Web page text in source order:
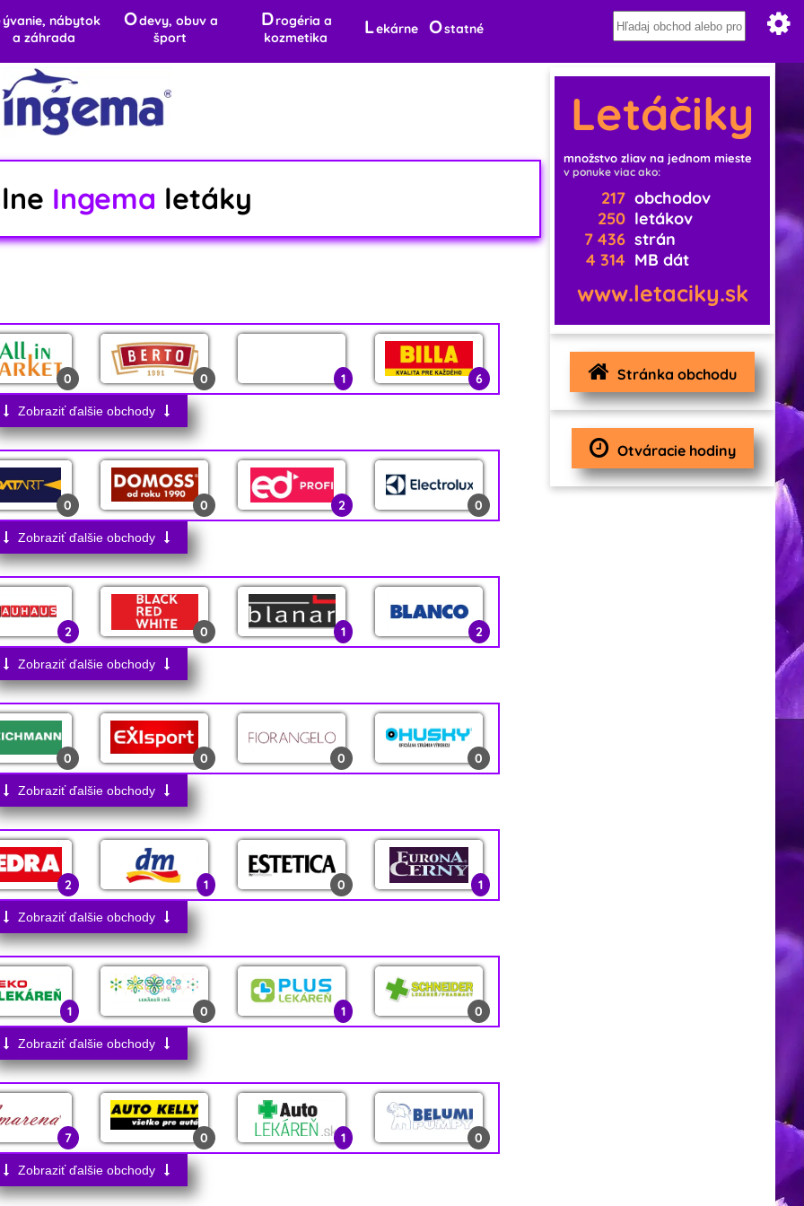
ývanie, nábytok
a záhrada
Odevy, obuv a
šport
Drogéria a
kozmetika
Lekárne Ostatné
Ingema letáky
0 0 1 6
4 0 1 0
1 0 4 1
3 1 0 2
1 1 2 12
0 0 23 2
0
Zobraziť ďalšie obchody
0 0 2 0
0 0 0 0
0 0 0 0
0 0
Zobraziť ďalšie obchody
2 0 1 2
0 0 1 0
0 0 2 1
0 3 2 1
3 0 2 13
1 0 0 1
0
Zobraziť ďalšie obchody
0 0 0 0
0 0 2 0
0
Zobraziť ďalšie obchody
2 1 0 1
0 0 16 2
1 0 0
Zobraziť ďalšie obchody
1 0 1 0
1
Zobraziť ďalšie obchody
7 0 1 0
Zobraziť ďalšie obchody
Letáčiky
množstvo zliav na jednom mieste
v ponuke viac ako:
217 obchodov
250 letákov
7 436 strán
4 314 MB dát
www.letaciky.sk
Stránka obchodu
Otváracie hodiny